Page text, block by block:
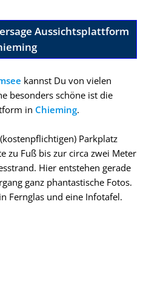
Aussichtsplattform
kannst Du von vielen
besonders schöne ist die
in Chieming.
Parkplatz
zu Fuß bis zur circa zwei Meter
Hier entstehen gerade
ganz phantastische Fotos.
Fernglas und eine Infotafel.